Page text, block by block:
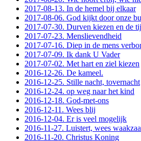
2017-08-13. In de hemel bij elkaar
2017-08-06. God kijkt door onze
2017-07-30. Durven kiezen en de
2017-07-23. Menslievendheid
2017-07-16. Diep in de mens
2017-07-09. Ik dank U Vader
2017-07-02. Met hart en ziel kiezen
2016-12-26. De kameel.
2016-12-25. Stille nacht, tovernacht
2016-12-24. op weg naar het kind
2016-12-18. God-met-ons
2016-12-11. Wees blij
2016-12-04. Er is veel mogelijk
2016-11-27. Luistert, wees
2016-11-20. Christus Koning